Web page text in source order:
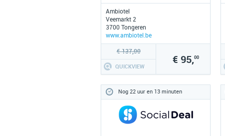
Ambiotel
Veemarkt 2
3700 Tongeren
www.ambiotel.be
€ 137,00
QUICKVIEW
€ 95,00
Nog 22 uur en 13 minuten